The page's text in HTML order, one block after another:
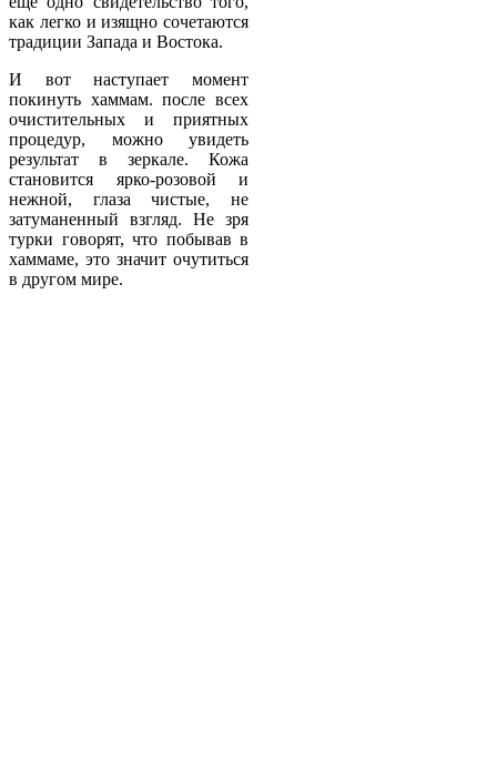
как легко и изящно сочетаются
традиции Запада и Востока.
И вот наступает момент
покинуть хаммам. после всех
очистительных и приятных
процедур, можно увидеть
результат в зеркале. Кожа
становится ярко-розовой и
нежной, глаза чистые, не
затуманенный взгляд. Не зря
турки говорят, что побывав в
хаммаме, это значит очутиться
в другом мире.